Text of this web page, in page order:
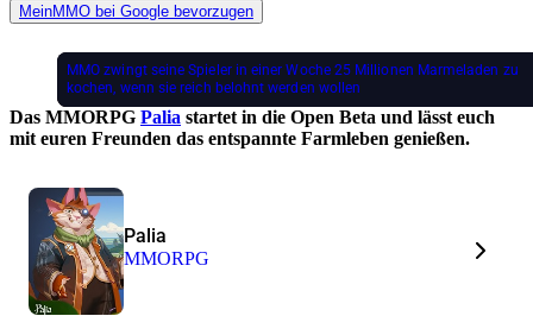
MeinMMO bei Google bevorzugen
MMO zwingt seine Spieler in einer Woche 25 Millionen Marmeladen zu
kochen, wenn sie reich belohnt werden wollen
Das MMORPG Palia startet in die Open Beta und lässt euch
mit euren Freunden das entspannte Farmleben genießen.
Palia
MMORPG